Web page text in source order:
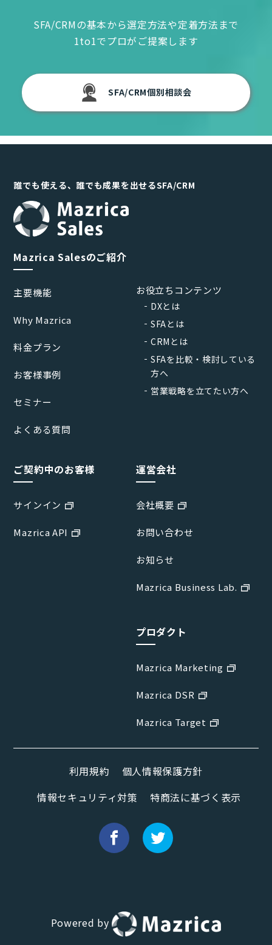
SFA/CRMの基本から選定方法や定着方法まで
1to1でプロがご提案します
SFA/CRM個別相談会
誰でも使える、誰でも成果を出せるSFA/CRM
Mazrica Salesのご紹介
主要機能
Why Mazrica
料金プラン
お客様事例
セミナー
よくある質問
お役立ちコンテンツ
DXとは
SFAとは
CRMとは
SFAを比較・検討している
方へ
営業戦略を立てたい方へ
ご契約中のお客様
サインイン
Mazrica API
運営会社
会社概要
お問い合わせ
お知らせ
Mazrica Business Lab.
プロダクト
Mazrica Marketing
Mazrica DSR
Mazrica Target
利用規約
個人情報保護方針
情報セキュリティ対策
特商法に基づく表示
Powered by
Hana（お客さま専用AI） 新規会話